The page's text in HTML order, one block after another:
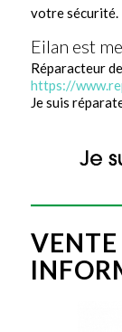
votre sécurité.
Eilan est
Réparacteur
https://
Je suis